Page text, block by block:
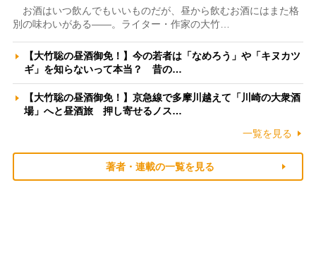
お酒はいつ飲んでもいいものだが、昼から飲むお酒にはまた格
別の味わいがある――。ライター・作家の大竹…
【大竹聡の昼酒御免！】今の若者は「なめろう」や「キヌカツ
ギ」を知らないって本当？ 昔の…
【大竹聡の昼酒御免！】京急線で多摩川越えて「川崎の大衆酒
場」へと昼酒旅 押し寄せるノス…
一覧を見る
著者・連載の一覧を見る